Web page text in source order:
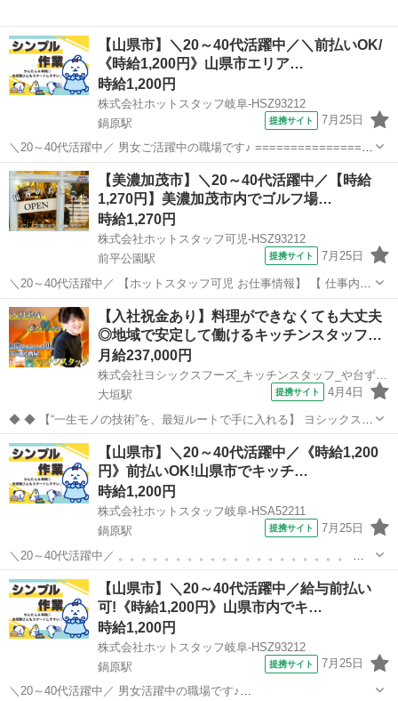
【山県市】＼20～40代活躍中／＼前払いOK/
《時給1,200円》山県市エリア…
時給1,200円
株式会社ホットスタッフ岐阜-HSZ93212
鍋原駅
提携サイト 7月25日
＼20～40代活躍中／ 男女ご活躍中の職場です♪ ================
＼作業内容のご紹介♪/ ================ 木材加工メーカーさんで
の、 家具の組み立てをおまかせします! ◇木製パーツ...
岐阜 山県市 鍋原駅 キッチン
【美濃加茂市】＼20～40代活躍中／【時給
1,270円】美濃加茂市内でゴルフ場…
時給1,270円
株式会社ホットスタッフ可児-HSZ93212
前平公園駅
提携サイト 7月25日
＼20～40代活躍中／ 【ホットスタッフ可児 お仕事情報】 【 仕事内容
】 ゴルフ場内のレストランにて、 ホール業務全般をお願いします♪ ・
お客様をお席へご案内! ・オーダーのお伺い☆ ・完成したお料理のご
提供♪ ・...
岐阜 美濃加茂市 前平公園駅 レストラン
【入社祝金あり】料理ができなくても大丈夫
◎地域で安定して働けるキッチンスタッフ…
月給237,000円
株式会社ヨシックスフーズ_キッチンスタッフ_や台ずし 大垣駅前町(正社員)
大垣駅
提携サイト 4月4日
◆ ◆ 【“一生モノの技術”を、最短ルートで手に入れる】 ヨシックスフ
ーズが運営する寿司居酒屋「や台ずし」では、 鮮魚の一部を加工済み
の状態で仕入れることで仕込みの負担を大幅に削減しています。 入社
後は余計な工程に時間...
岐阜 大垣市 大垣駅
【山県市】＼20～40代活躍中／《時給1,200
円》前払いOK!山県市でキッチ…
時給1,200円
株式会社ホットスタッフ岐阜-HSA52211
鍋原駅
提携サイト 7月25日
＼20～40代活躍中／ 。。。。。。。。。。。。。。。。。。。。 男
女活躍中の職場です♪ 。。。。。。。。。。。。。。。。。。。。
【オシゴトのココがポイント!】 ●土日祝休みでプライベート充実◎ ●
実働6時間〜相...
岐阜 山県市 鍋原駅
【山県市】＼20～40代活躍中／給与前払い
可!《時給1,200円》山県市内でキ…
時給1,200円
株式会社ホットスタッフ岐阜-HSZ93212
鍋原駅
提携サイト 7月25日
＼20～40代活躍中／ 男女活躍中の職場です♪